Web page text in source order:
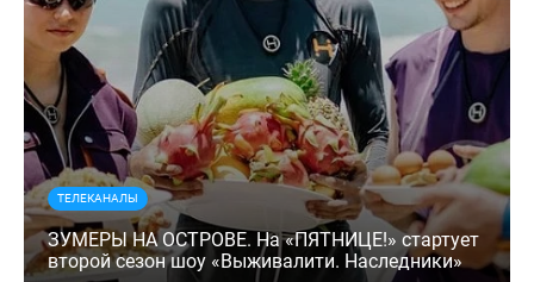
ТЕЛЕКАНАЛЫ
ЗУМЕРЫ НА ОСТРОВЕ. На «ПЯТНИЦЕ!» стартует
второй сезон шоу «Выживалити. Наследники»